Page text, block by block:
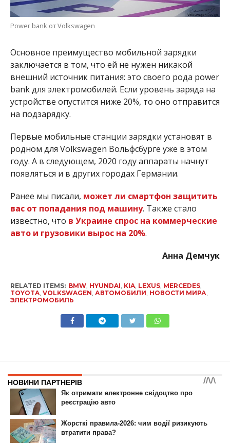
Power bank от Volkswagen
Основное преимущество мобильной зарядки
заключается в том, что ей не нужен никакой
внешний источник питания: это своего рода power
bank для электромобилей. Если уровень заряда на
устройстве опустится ниже 20%, то оно отправится
на подзарядку.
Первые мобильные станции зарядки установят в
родном для Volkswagen Вольфсбурге уже в этом
году. А в следующем, 2020 году аппараты начнут
появляться и в других городах Германии.
Ранее мы писали, может ли смартфон защитить
вас от попадания под машину. Также стало
известно, что в Украине спрос на коммерческие
авто и грузовики вырос на 20%.
Анна Демчук
RELATED ITEMS: BMW, HYUNDAI KIA, LEXUS, MERCEDES,
TOYOTA, VOLKSWAGEN АВТОМОБИЛИ НОВОСТИ МИРА
ЭЛЕКТРОМОБИЛЬ
НОВИНИ
В 2019 году в Украине
построят 500 развязок и
обустроят 1000 переходов